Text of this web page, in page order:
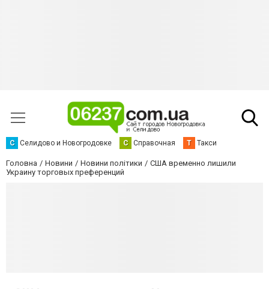
С Селидово и Новогродовке С Справочная Т Такси
Головна Новини Новини політики
США временно лишили
Украину торговых преференций